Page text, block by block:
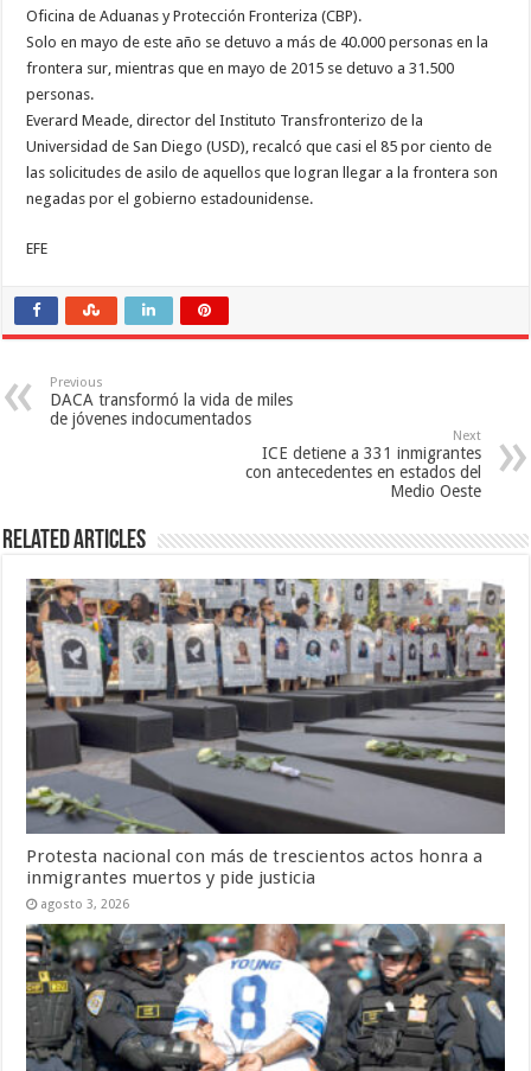
Oficina de Aduanas y Protección Fronteriza (CBP).
Solo en mayo de este año se detuvo a más de 40.000 personas en la
frontera sur, mientras que en mayo de 2015 se detuvo a 31.500
personas.
Everard Meade, director del Instituto Transfronterizo de la
Universidad de San Diego (USD), recalcó que casi el 85 por ciento de
las solicitudes de asilo de aquellos que logran llegar a la frontera son
negadas por el gobierno estadounidense.
EFE
Previous
DACA transformó la vida de miles
de jóvenes indocumentados
Next
ICE detiene a 331 inmigrantes
con antecedentes en estados del
Medio Oeste
Related Articles
Protesta nacional con más de trescientos actos honra a
inmigrantes muertos y pide justicia
agosto 3, 2026